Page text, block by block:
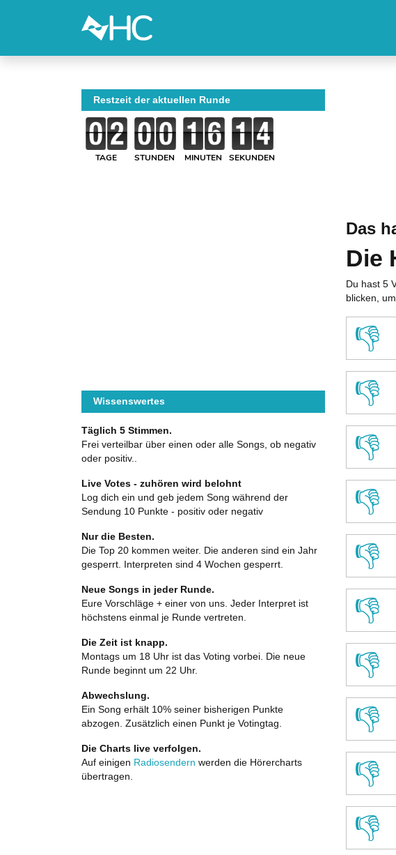
Das
Die
Du hast 5
blicken,
👎
👎
👎
👎
👎
👎
👎
👎
👎
👎
Restzeit der aktuellen Runde
TAGE STUNDEN MINUTEN SEKUNDEN
Wissenswertes
Täglich 5 Stimmen.
Frei verteilbar über einen oder alle Songs, ob negativ
oder positiv..
Live Votes - zuhören wird belohnt
Log dich ein und geb jedem Song während der
Sendung 10 Punkte - positiv oder negativ
Nur die Besten.
Die Top 20 kommen weiter. Die anderen sind ein Jahr
gesperrt. Interpreten sind 4 Wochen gesperrt.
Neue Songs in jeder Runde.
Eure Vorschläge + einer von uns. Jeder Interpret ist
höchstens einmal je Runde vertreten.
Die Zeit ist knapp.
Montags um 18 Uhr ist das Voting vorbei. Die neue
Runde beginnt um 22 Uhr.
Abwechslung.
Ein Song erhält 10% seiner bisherigen Punkte
abzogen. Zusätzlich einen Punkt je Votingtag.
Die Charts live verfolgen.
Auf einigen Radiosendern werden die Hörercharts
übertragen.